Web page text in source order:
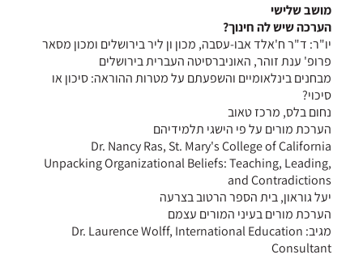
מושב שלישי
הערכה שיש לה חינוך?
יו"ר: ד"ר ח'אלד אבו-עסבה, מכון ון ליר בירושלים ומכון מסאר
פרופ' ענת זוהר, האוניברסיטה העברית בירושלים
מבחנים בינלאומיים והשפעתם על מטרות ההוראה: סיכון או
סיכוי?
נחום בלס, מרכז טאוב
הערכת מורים על פי הישגי תלמידיהם
Dr. Nancy Ras, St. Mary's College of California
Unpacking Organizational Beliefs: Teaching, Leading,
and Contradictions
יעל גוראון, בית הספר הרטוב בצרעה
הערכת מורים בעיני המורים עצמם
מגיב: Dr. Laurence Wolff, International Education
Consultant